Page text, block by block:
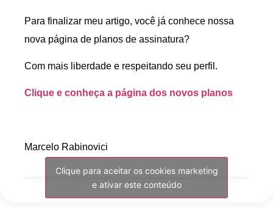
Para finalizar meu artigo, você já conhece nossa
nova página de planos de assinatura?
Com mais liberdade e respeitando seu perfil.
Clique e conheça a página dos novos planos
Marcelo Rabinovici
Clique para aceitar os cookies marketing
e ativar este conteúdo